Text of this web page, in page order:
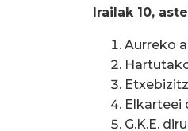
Irailak 10,
Aurreko
Elkarteei
G.K.E.